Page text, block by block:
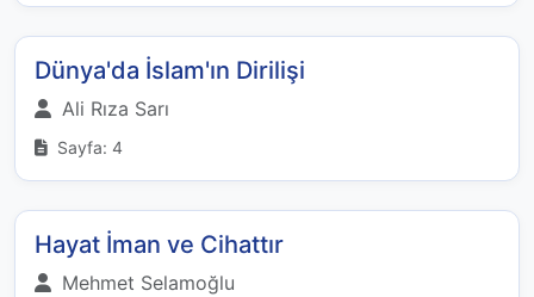
Dünya'da İslam'ın Dirilişi
Ali Rıza Sarı
Sayfa: 4
Hayat İman ve Cihattır
Mehmet Selamoğlu